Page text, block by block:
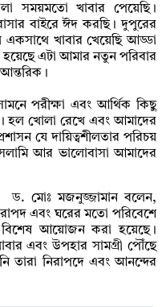
সময়মতো খাবার পেয়েছি।
বাইরে ঈদ করছি। দুপুরের
খাবার খেয়েছি আড্ডা
এটা আমার নতুন পরিবার
পরীক্ষা এবং আর্থিক কিছু
হল খোলা রেখে এবং আমাদের
যে দায়িত্বশীলতার পরিচয়
আর ভালোবাসা আমাদের
ড. মোঃ মজনুজ্জামান বলেন,
এবং ঘরের মতো পরিবেশে
আয়োজন করা হয়েছে।
এবং উপহার সামগ্রী পৌঁছে
তারা নিরাপদে এবং আনন্দের